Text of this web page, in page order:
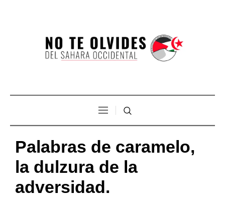
Palabras de caramelo,
la dulzura de la
adversidad.